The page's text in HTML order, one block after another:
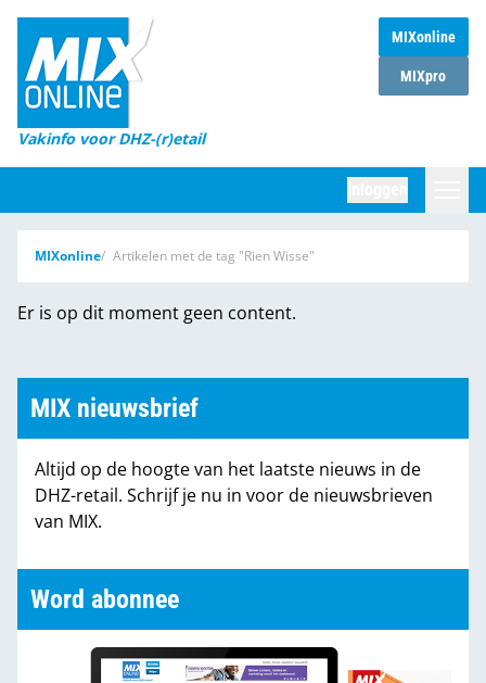
MIXonline
MIXpro
Vakinfo voor DHZ-(r)etail
Home
Magazines
DHZ Sessie
Marktcijfers
Word abonnee
MIXonline Artikelen met de tag "Rien Wisse"
Er is op dit moment geen content.
MIX nieuwsbrief
Altijd op de hoogte van het laatste nieuws in de
DHZ-retail. Schrijf je nu in voor de nieuwsbrieven
van MIX.
Word abonnee